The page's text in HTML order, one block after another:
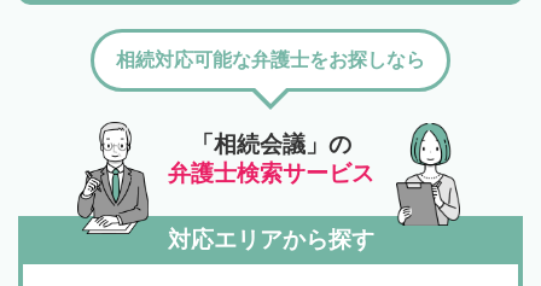
「相続会議」の
弁護士検索サービス
相続対応可能な弁護士をお探しなら
対応エリアから探す